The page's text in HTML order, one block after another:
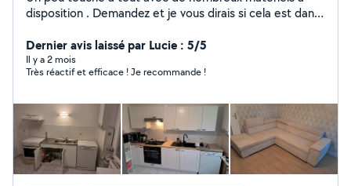
disposition . Demandez et je vous dirais si cela est dans
Dernier avis laissé par Lucie : 5/5
Il y a 2 mois
Très réactif et efficace ! Je recommande !